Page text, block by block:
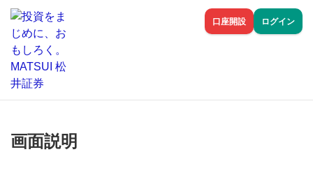
口座開設 ログイン
画面説明